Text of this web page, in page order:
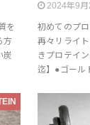
を
方
炭
2024年9月
初めてのプ
再々リライ
きプロテイ
迄】●ゴール